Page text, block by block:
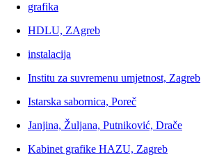
grafika
HDLU, ZAgreb
instalacija
Institu za suvremenu umjetnost, Zagreb
Istarska sabornica, Poreč
Janjina, Žuljana, Putniković, Drače
Kabinet grafike HAZU, Zagreb